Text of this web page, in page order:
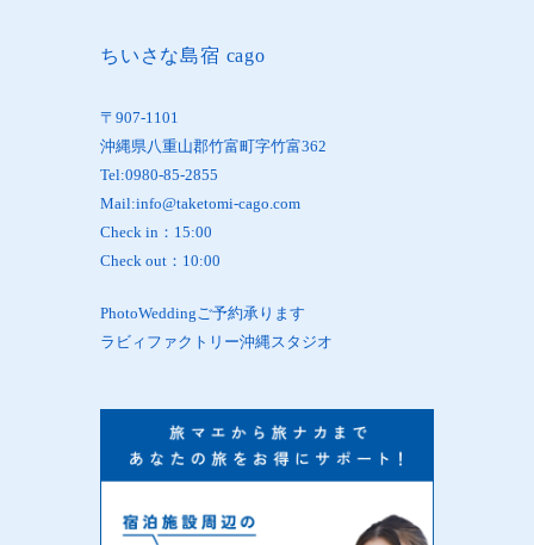
ちいさな島宿 cago
〒907-1101
沖縄県八重山郡竹富町字竹富362
Tel:0980-85-2855
Mail:info@taketomi-cago.com
Check in：15:00
Check out：10:00
PhotoWeddingご予約承ります
ラビィファクトリー沖縄スタジオ